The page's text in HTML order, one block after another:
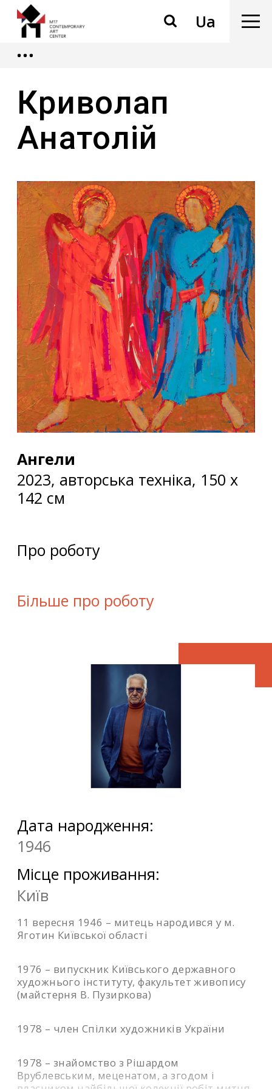
Ua
Криволап
Анатолій
Ангели
2023, авторська техніка, 150 х
142 см
Про роботу
Більше про роботу
Дата народження:
1946
Місце проживання:
Київ
11 вересня 1946 – митець народився у м.
Яготин Київської області
1976 – випускник Київського державного
художнього інституту, факультет живопису
(майстерня В. Пузиркова)
1978 – член Спілки художників України
1978 – знайомство з Рішардом
Врублевським, меценатом, а згодом і